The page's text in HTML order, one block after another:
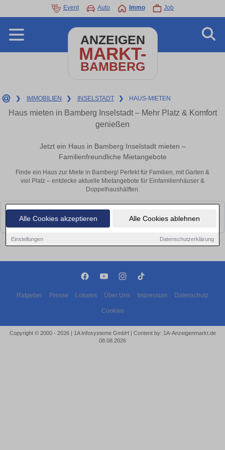
Alle Cookies akzeptieren Alle Cookies ablehnen
Einstellungen Datenschutzerklärung
Event Auto Immo Job
ANZEIGEN
MARKT-
BAMBERG
❯ IMMOBILIEN ❯ INSELSTADT ❯ HAUS-MIETEN
Haus mieten in Bamberg Inselstadt – Mehr Platz & Komfort
genießen
Jetzt ein Haus in Bamberg Inselstadt mieten –
Familienfreundliche Mietangebote
Finde ein Haus zur Miete in Bamberg! Perfekt für Familien, mit Garten &
viel Platz – entdecke aktuelle Mietangebote für Einfamilienhäuser &
Doppelhaushälften.
Leider konnten wir derzeit keine passenden Objekte finden. Schauen Sie
bald wieder vorbei!
Ratgeber Presse Lokales Über Uns Impressum Datenschutz
Cookies
Copyright © 2000 - 2026 | 1A Infosysteme GmbH | Content by: 1A-Anzeigenmarkt.de
08.08.2026